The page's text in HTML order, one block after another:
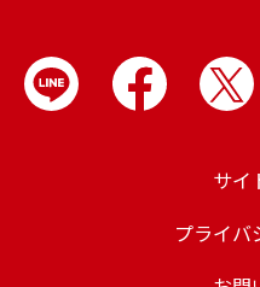
サイ
プライバ